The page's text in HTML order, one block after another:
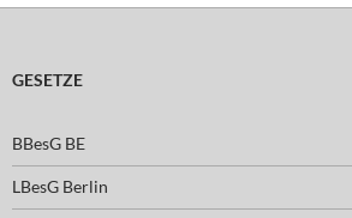
GESETZE
BBesG BE
LBesG Berlin